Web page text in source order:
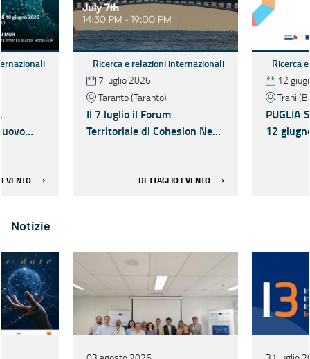
Ricerca e relazioni internazionali
7 luglio 2026
Taranto (Taranto)
Il 7 luglio il Forum
Territoriale di Cohesion Net
DETTAGLIO EVENTO
Ricerca
12
Trani
PUGLIA
12
Notizie